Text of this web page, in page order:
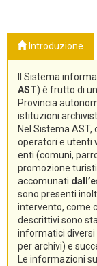
Introduzione
Il Sistema
AST) è frutto di
Provincia
istituzioni
Nel Sistema
operatori e utenti
enti (comuni,
promozione
accomunati
sono presenti
intervento, come
descrittivi sono
informatici
per archivi) e
Le informazioni